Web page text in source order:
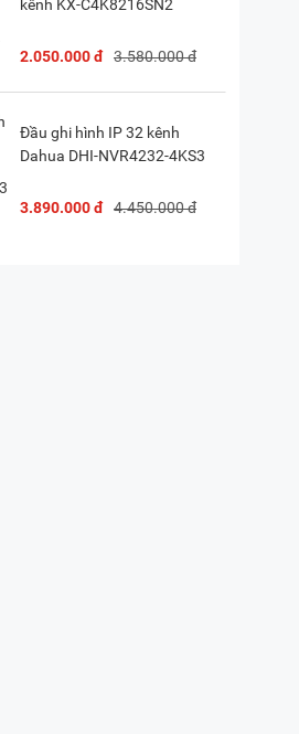
kênh KX-C4K8216SN2
2.050.000 đ 3.580.000 đ
Đầu ghi hình IP 32 kênh
Dahua DHI-NVR4232-4KS3
3.890.000 đ 4.450.000 đ